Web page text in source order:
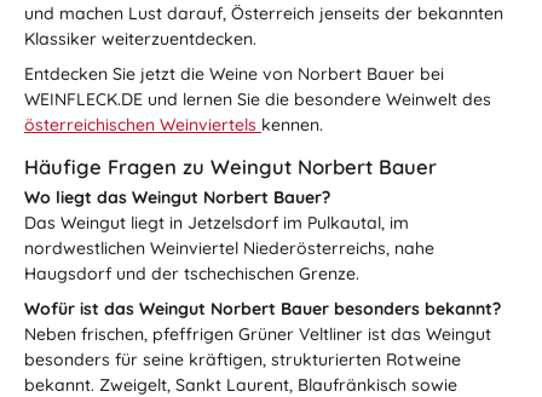
und machen Lust darauf, Österreich jenseits der bekannten
Klassiker weiterzuentdecken.
Entdecken Sie jetzt die Weine von Norbert Bauer bei
WEINFLECK.DE und lernen Sie die besondere Weinwelt des
österreichischen Weinviertels kennen.
Häufige Fragen zu Weingut Norbert Bauer
Wo liegt das Weingut Norbert Bauer?
Das Weingut liegt in Jetzelsdorf im Pulkautal, im
nordwestlichen Weinviertel Niederösterreichs, nahe
Haugsdorf und der tschechischen Grenze.
Wofür ist das Weingut Norbert Bauer besonders bekannt?
Neben frischen, pfeffrigen Grüner Veltliner ist das Weingut
besonders für seine kräftigen, strukturierten Rotweine
bekannt. Zweigelt, Sankt Laurent, Blaufränkisch sowie